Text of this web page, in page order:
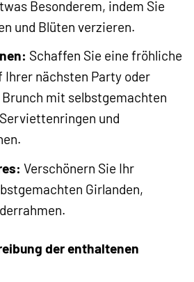
Besonderem, indem Sie
und Blüten verzieren.
Schaffen Sie eine fröhliche
Ihrer nächsten Party oder
mit selbstgemachten
und
Verschönern Sie Ihr
Girlanden,
der enthaltenen